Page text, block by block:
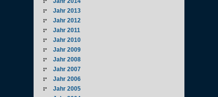
Jahr 2013
Jahr 2012
Jahr 2011
Jahr 2010
Jahr 2009
Jahr 2008
Jahr 2007
Jahr 2006
Jahr 2005